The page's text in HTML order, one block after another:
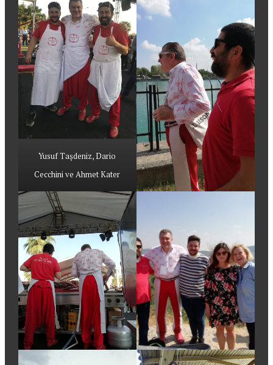
Yusuf Taşdeniz, Dario
Cecchini ve Ahmet Kater